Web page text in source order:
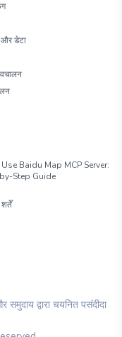
डेटा
Baidu Map MCP Server:
Step Guide
द्वारा चयनित पसंदीदा